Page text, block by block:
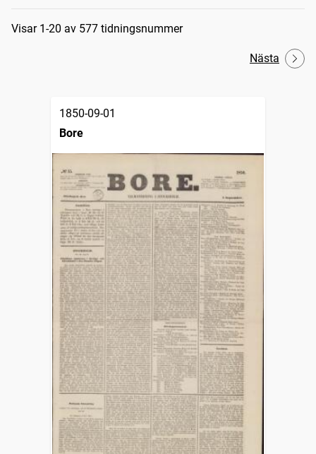
Sökresultat
Visar 1-20 av 577 tidningsnummer
Nästa
1850-09-01
Bore